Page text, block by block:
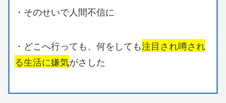
・そのせいで人間不信に
・どこへ行っても、何をしても注目され噂され
る生活に嫌気がさした